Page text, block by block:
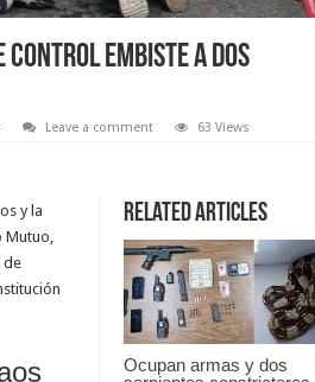
control embiste a dos
Leave a comment 63 Views
Related Articles
Ocupan armas y dos
y la
Mutuo,
de